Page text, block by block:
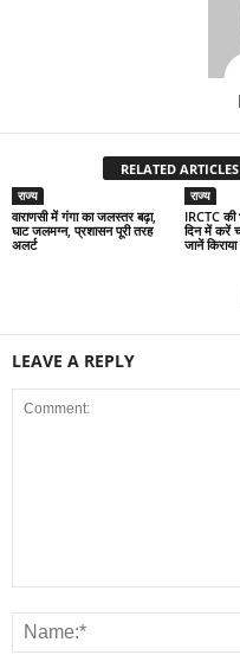
RELATED ARTICLES
राज्य
वाराणसी में गंगा का जलस्तर बढ़ा,
घाट जलमग्न, प्रशासन पूरी तरह
अलर्ट
राज्य
IRCTC की
दिन में करें
जानें किराया
LEAVE A REPLY